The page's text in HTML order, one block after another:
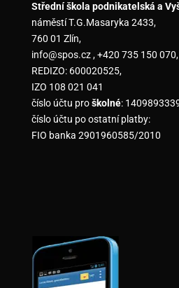
Střední škola podnikatelská a
náměstí T.G.Masaryka 2433,
760 01 Zlín,
info@spos.cz , +420 735 150 070,
REDIZO: 600020525,
IZO 108 021 041
číslo účtu proškolné:
číslo účtu po ostatní platby:
FIO banka 2901960585/2010